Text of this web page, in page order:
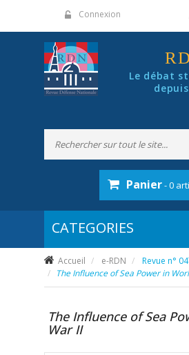
Connexion
Le débat
Panier- 0
Accueil e-RDN
Revue n°
The Influence of Sea Power in
The Influence of Sea
War II